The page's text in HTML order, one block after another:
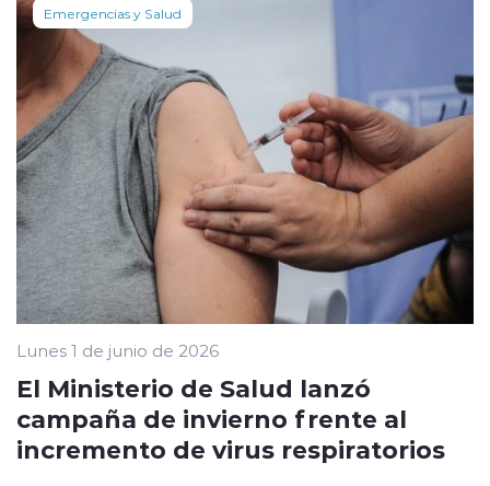
Emergencias y Salud
Lunes 1 de junio de 2026
El Ministerio de Salud lanzó
campaña de invierno frente al
incremento de virus respiratorios